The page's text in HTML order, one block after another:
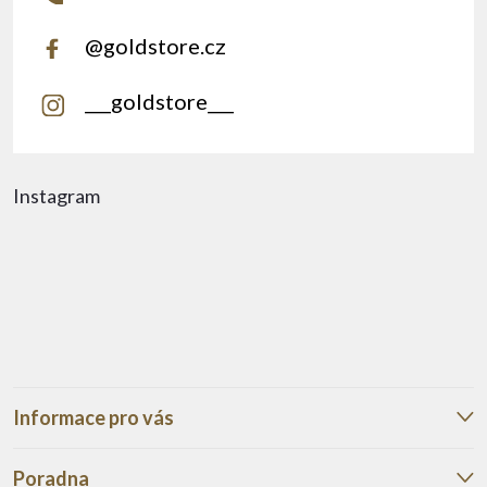
Instagram
Informace pro vás
Poradna
@goldstore.cz
___goldstore___